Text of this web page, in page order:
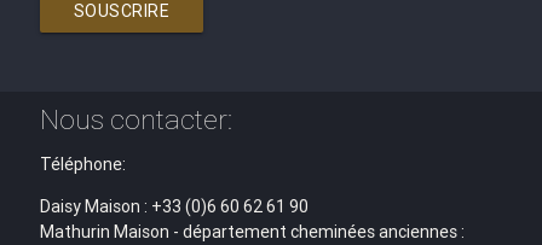
SOUSCRIRE
Nous contacter:
Téléphone:
Daisy Maison : +33 (0)6 60 62 61 90
Mathurin Maison - département cheminées anciennes :